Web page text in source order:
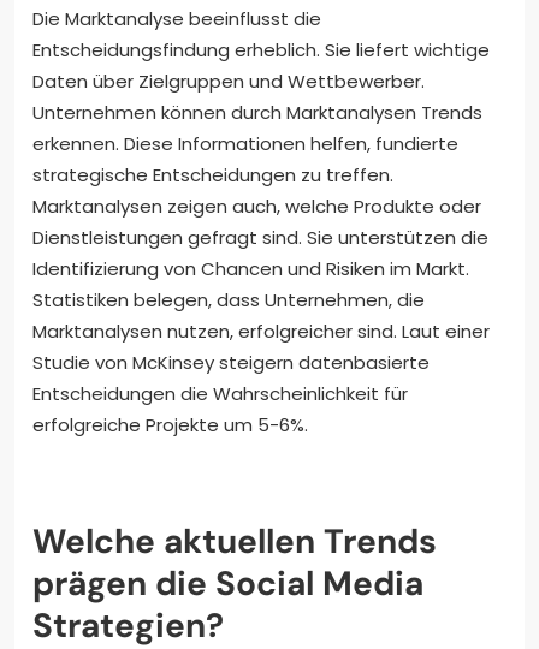
Die Marktanalyse beeinflusst die
Entscheidungsfindung erheblich. Sie liefert wichtige
Daten über Zielgruppen und Wettbewerber.
Unternehmen können durch Marktanalysen Trends
erkennen. Diese Informationen helfen, fundierte
strategische Entscheidungen zu treffen.
Marktanalysen zeigen auch, welche Produkte oder
Dienstleistungen gefragt sind. Sie unterstützen die
Identifizierung von Chancen und Risiken im Markt.
Statistiken belegen, dass Unternehmen, die
Marktanalysen nutzen, erfolgreicher sind. Laut einer
Studie von McKinsey steigern datenbasierte
Entscheidungen die Wahrscheinlichkeit für
erfolgreiche Projekte um 5-6%.
Welche aktuellen Trends
prägen die Social Media
Strategien?